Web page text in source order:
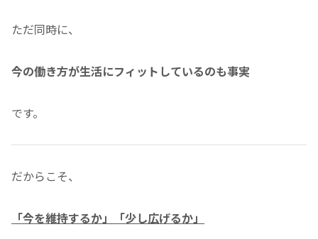
ただ同時に、
今の働き方が生活にフィットしているのも事実
です。
だからこそ、
「今を維持するか」「少し広げるか」